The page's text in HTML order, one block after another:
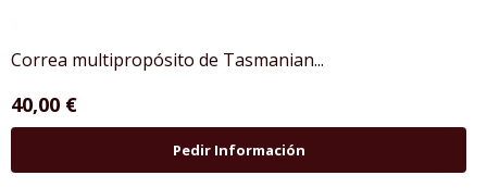
Correa multipropósito de Tasmanian...
40,00 €
Pedir Información